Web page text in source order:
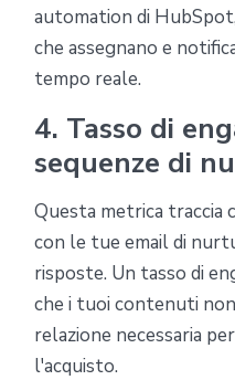
automation di
che assegnano e
tempo reale.
4. Tasso di
sequenze di
Questa metrica traccia
con le tue email di
risposte. Un tasso di
che i tuoi contenuti
relazione necessaria
l'acquisto.